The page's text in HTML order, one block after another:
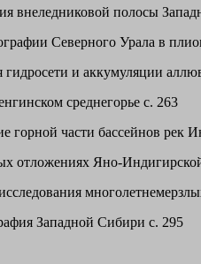
внеледниковой полосы
Северного Урала в
и аккумуляции
среднегорье с. 263
горной части бассейнов
отложениях Яно-
Западной Сибири с. 295